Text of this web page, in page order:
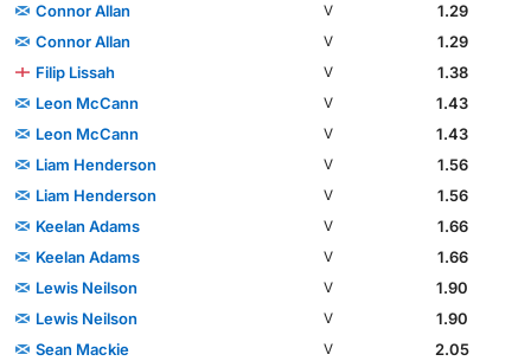
Connor Allan
V
1.29
Connor Allan
V
1.29
Filip Lissah
V
1.38
Leon McCann
V
1.43
Leon McCann
V
1.43
Liam Henderson
V
1.56
Liam Henderson
V
1.56
Keelan Adams
V
1.66
Keelan Adams
V
1.66
Lewis Neilson
V
1.90
Lewis Neilson
V
1.90
Sean Mackie
V
2.05